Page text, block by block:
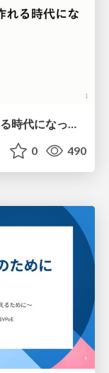
生成AIで帳票OCRが「簡単に」作れる時代になった？
0 490